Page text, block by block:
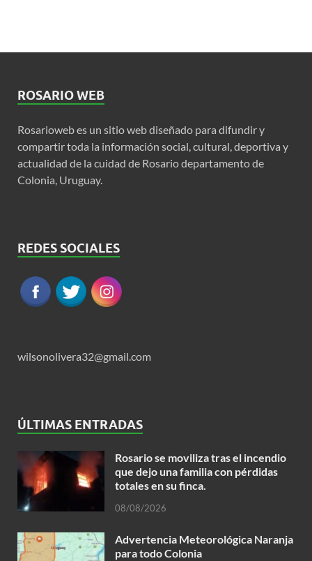
ROSARIO WEB
Rosarioweb es un sitio web diseñado para difundir y
compartir toda la información social, cultural, deportiva y
actualidad de la cuidad de Rosario departamento de
Colonia, Uruguay.
REDES SOCIALES
wilsonolivera32@gmail.com
ÚLTIMAS ENTRADAS
Rosario se moviliza tras el incendio
que dejo una familia con pérdidas
totales en su finca.
08/08/2026
Advertencia Meteorológica Naranja
para todo Colonia